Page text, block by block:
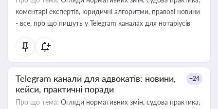
коментарі експертів, юридичні алгоритми, правові новини
- все, про що пишуть у Telegram каналах для нотаріусів
Telegram канали для адвокатів: новини,
кейси, практичні поради
+24
Про що тема: Огляди нормативних змін, судова практика,